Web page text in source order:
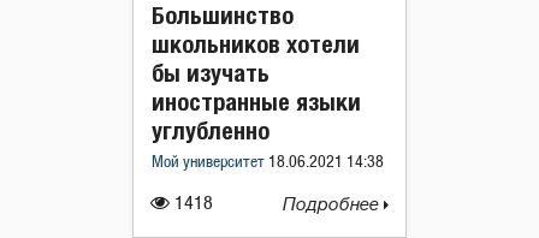
1418
Большинство
школьников хотели
бы изучать
иностранные языки
углубленно
Мой университет 18.06.2021 14:38
Подробнее